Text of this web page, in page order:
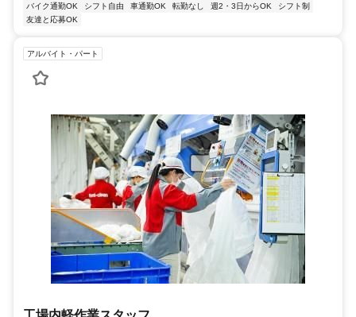
バイク通勤OK シフト自由 車通勤OK 転勤なし 週2・3日からOK
シフト制
友達と応募OK
アルバイト・パート